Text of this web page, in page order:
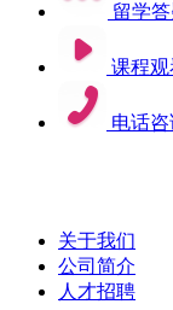
留学
课程观
电话咨
关于我们
公司简介
人才招聘